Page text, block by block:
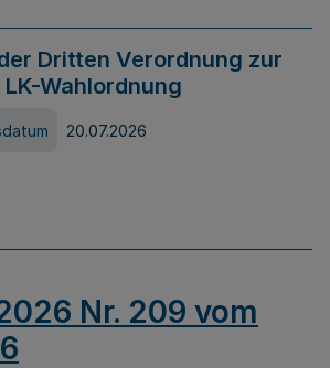
Dritten Verordnung zur
Wahlordnung
20.07.2026
Nr. 209 vom